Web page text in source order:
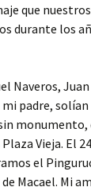
que
durante los
Naveros,
padre,
monumento,
Vieja. El
el
Macael. Mi